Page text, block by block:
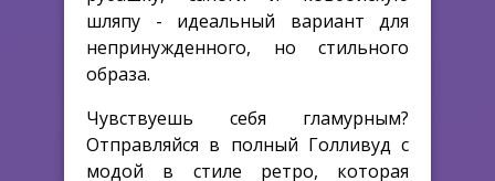
шляпу - идеальный вариант для
непринужденного, но стильного
образа.
Чувствуешь себя гламурным?
Отправляйся в полный Голливуд с
модой в стиле ретро, которая